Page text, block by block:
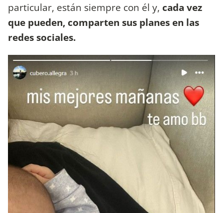
particular, están siempre con él y, cada vez
que pueden, comparten sus planes en las
redes sociales.